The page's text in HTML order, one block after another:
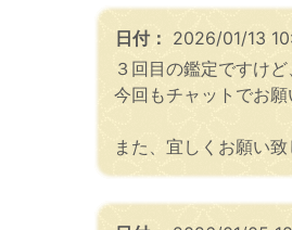
日付： 2026/01/13
３回目の鑑定ですけ
今回もチャットでお
また、宜しくお願